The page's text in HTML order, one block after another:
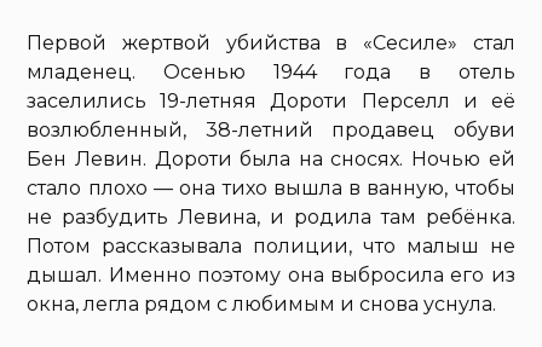
Первой жертвой убийства в «Сесиле» стал
младенец. Осенью 1944 года в отель
заселились 19-летняя Дороти Перселл и её
возлюбленный, 38-летний продавец обуви
Бен Левин. Дороти была на сносях. Ночью ей
стало плохо — она тихо вышла в ванную, чтобы
не разбудить Левина, и родила там ребёнка.
Потом рассказывала полиции, что малыш не
дышал. Именно поэтому она выбросила его из
окна, легла рядом с любимым и снова уснула.